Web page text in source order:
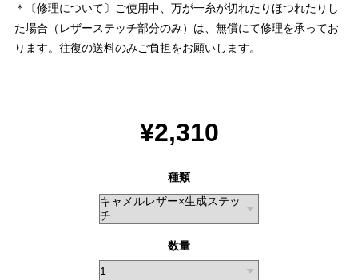
＊〔修理について〕ご使用中、万が一糸が切れたりほつれたりし
た場合（レザーステッチ部分のみ）は、無償にて修理を承ってお
ります。往復の送料のみご負担をお願いします。
¥2,310
種類
数量